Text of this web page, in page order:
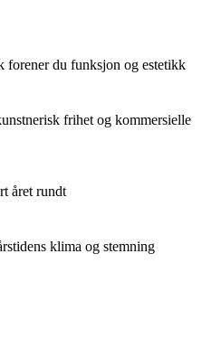
forener du funksjon og estetikk
frihet og kommersielle
året rundt
klima og stemning